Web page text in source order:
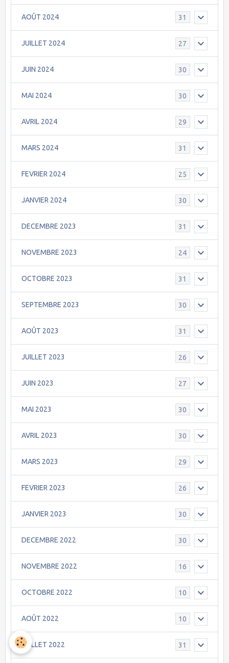
AOÛT 2024 31
JUILLET 2024 27
JUIN 2024 30
MAI 2024 30
AVRIL 2024 29
MARS 2024 31
FEVRIER 2024 25
JANVIER 2024 30
DECEMBRE 2023 31
NOVEMBRE 2023 24
OCTOBRE 2023 31
SEPTEMBRE 2023 30
AOÛT 2023 31
JUILLET 2023 26
JUIN 2023 27
MAI 2023 30
AVRIL 2023 30
MARS 2023 29
FEVRIER 2023 26
JANVIER 2023 30
DECEMBRE 2022 30
NOVEMBRE 2022 16
OCTOBRE 2022 10
AOÛT 2022 10
JUILLET 2022 31